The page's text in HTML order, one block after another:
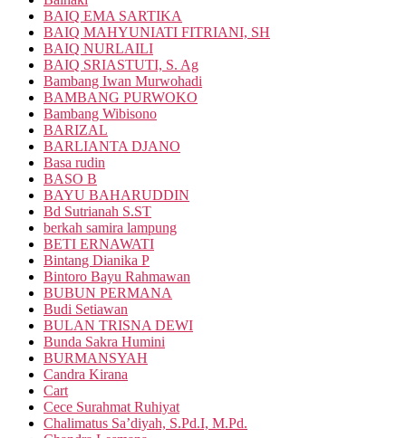
BAIQ EMA SARTIKA
BAIQ MAHYUNIATI FITRIANI, SH
BAIQ NURLAILI
BAIQ SRIASTUTI, S. Ag
Bambang Iwan Murwohadi
BAMBANG PURWOKO
Bambang Wibisono
BARIZAL
BARLIANTA DJANO
Basa rudin
BASO B
BAYU BAHARUDDIN
Bd Sutrianah S.ST
berkah samira lampung
BETI ERNAWATI
Bintang Dianika P
Bintoro Bayu Rahmawan
BUBUN PERMANA
Budi Setiawan
BULAN TRISNA DEWI
Bunda Sakra Humini
BURMANSYAH
Candra Kirana
Cart
Cece Surahmat Ruhiyat
Chalimatus Sa’diyah, S.Pd.I, M.Pd.